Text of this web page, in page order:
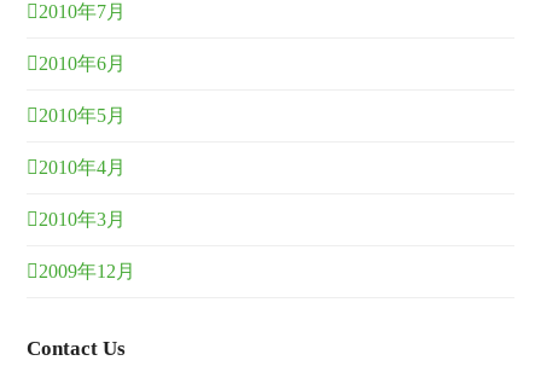
2010年7月
2010年6月
2010年5月
2010年4月
2010年3月
2009年12月
Contact Us